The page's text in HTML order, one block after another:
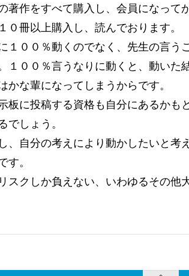
著作をすべて購入し、会員になって
０冊以上購入し、読んでおります。
１００％動くのでなく、先生の言う
１００％言うなりに動くと、動いた
かな輩になってしまうからです。
板に投稿する資格も自分にあるかも
でしょう。
、自分の考えにより動かしたいと考
す。
スクしか負えない、いわゆるその他